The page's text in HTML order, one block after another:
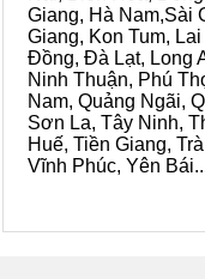
Giang, Hà Nam,Sài
Giang, Kon Tum,
Đồng, Đà Lạt, Long
Ninh Thuận, Phú
Nam, Quảng Ngãi,
Sơn La, Tây Ninh,
Huế, Tiền Giang,
Vĩnh Phúc, Yên